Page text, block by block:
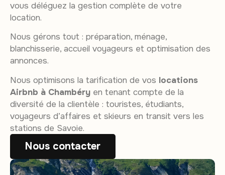
vous déléguez la gestion complète de votre
location.
Nous gérons tout : préparation, ménage,
blanchisserie, accueil voyageurs et optimisation des
annonces.
Nous optimisons la tarification de vos locations
Airbnb à Chambéry en tenant compte de la
diversité de la clientèle : touristes, étudiants,
voyageurs d’affaires et skieurs en transit vers les
stations de Savoie.
Nous contacter